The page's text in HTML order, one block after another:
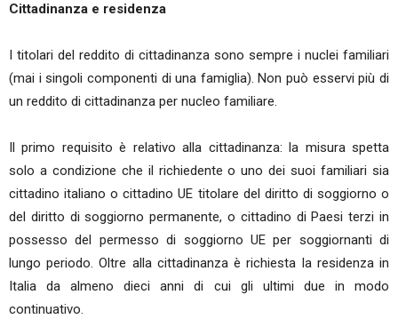
Cittadinanza e residenza
I titolari del reddito di cittadinanza sono sempre i nuclei familiari
(mai i singoli componenti di una famiglia). Non può esservi più di
un reddito di cittadinanza per nucleo familiare.
Il primo requisito è relativo alla cittadinanza: la misura spetta
solo a condizione che il richiedente o uno dei suoi familiari sia
cittadino italiano o cittadino UE titolare del diritto di soggiorno o
del diritto di soggiorno permanente, o cittadino di Paesi terzi in
possesso del permesso di soggiorno UE per soggiornanti di
lungo periodo. Oltre alla cittadinanza è richiesta la residenza in
Italia da almeno dieci anni di cui gli ultimi due in modo
continuativo.